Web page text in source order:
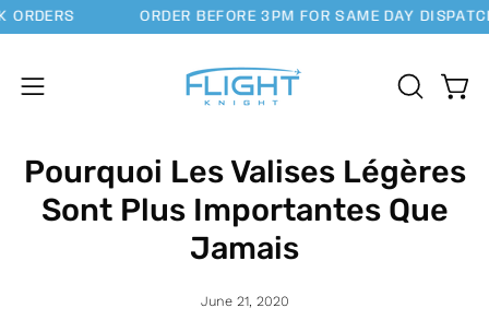
Skip
to
ORDER BEFORE 3PM FOR SAME DAY
Open
menu
OPEN
Pourquoi Les Valises Légères
Sont Plus Importantes Que
Jamais
June 21, 2020